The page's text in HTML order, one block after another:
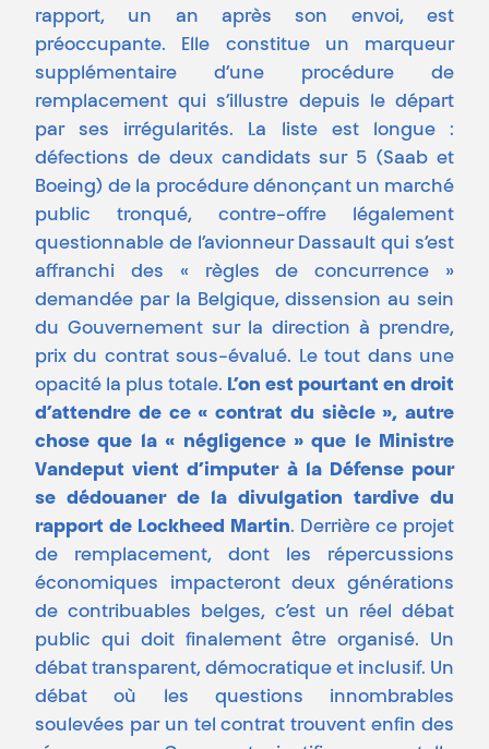
rapport, un an après son envoi, est
préoccupante. Elle constitue un marqueur
supplémentaire d’une procédure de
remplacement qui s’illustre depuis le départ
par ses irrégularités. La liste est longue :
défections de deux candidats sur 5 (Saab et
Boeing) de la procédure dénonçant un marché
public tronqué, contre-offre légalement
questionnable de l’avionneur Dassault qui s’est
affranchi des « règles de concurrence »
demandée par la Belgique, dissension au sein
du Gouvernement sur la direction à prendre,
prix du contrat sous-évalué. Le tout dans une
opacité la plus totale. L’on est pourtant en droit
d’attendre de ce « contrat du siècle », autre
chose que la « négligence » que le Ministre
Vandeput vient d’imputer à la Défense pour
se dédouaner de la divulgation tardive du
rapport de Lockheed Martin. Derrière ce projet
de remplacement, dont les répercussions
économiques impacteront deux générations
de contribuables belges, c’est un réel débat
public qui doit finalement être organisé. Un
débat transparent, démocratique et inclusif. Un
débat où les questions innombrables
soulevées par un tel contrat trouvent enfin des